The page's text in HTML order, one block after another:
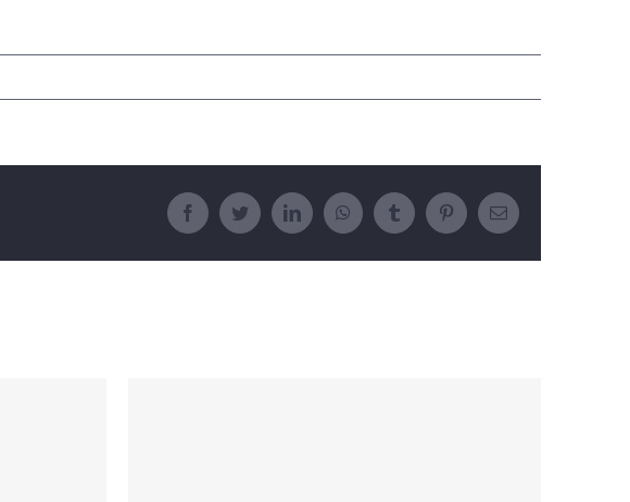
FacebookTwitterLinkedInWhatsAppTumblr PinterestE-
posta